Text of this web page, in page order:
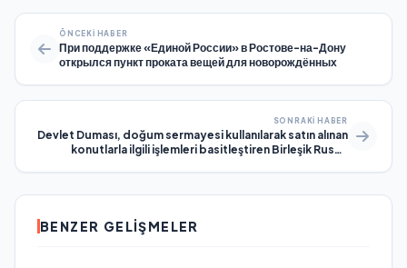
ÖNCEKI HABER
При поддержке «Единой России» в Ростове-на-Дону
открылся пункт проката вещей для новорождённых
SONRAKI HABER
Devlet Duması, doğum sermayesi kullanılarak satın alınan
konutlarla ilgili işlemleri basitleştiren Birleşik Rusya
BENZER GELIŞMELER